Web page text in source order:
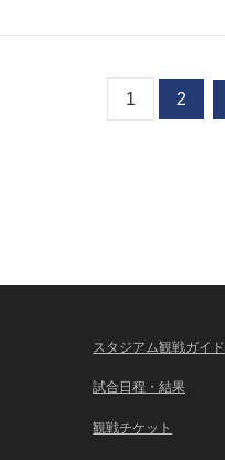
1 2
スタジアム観戦ガイド
試合日程・結果
観戦チケット